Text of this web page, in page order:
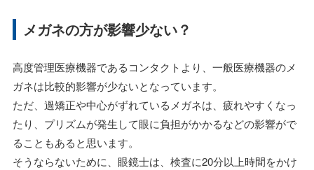
メガネの方が影響少ない？
高度管理医療機器であるコンタクトより、一般医療機器のメ
ガネは比較的影響が少ないとなっています。
ただ、過矯正や中心がずれているメガネは、疲れやすくなっ
たり、プリズムが発生して眼に負担がかかるなどの影響がで
ることもあると思います。
そうならないために、眼鏡士は、検査に20分以上時間をかけ